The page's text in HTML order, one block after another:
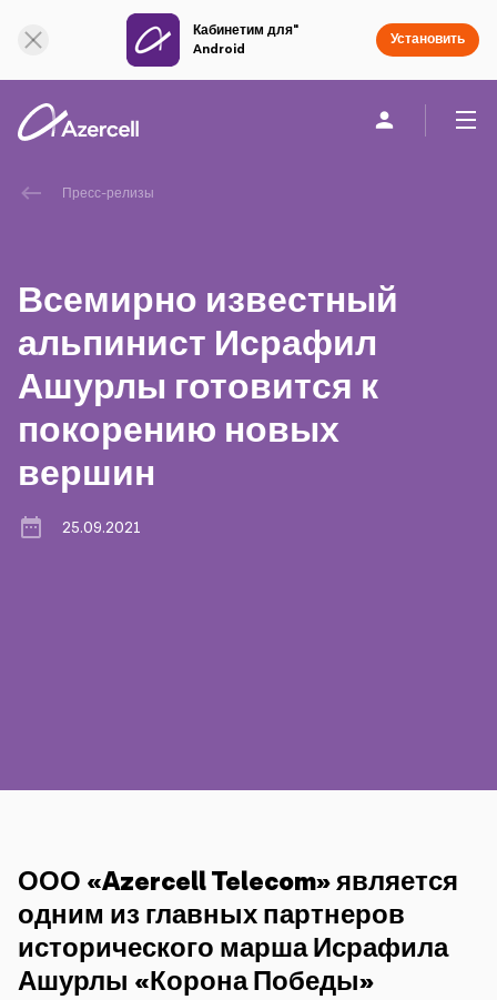
Кабинетим для"
Android
Установить
Частным клиентам
Социальная Ответственность
Устойчивое развитие
Карьера
Академия Azercell
Пресс-релизы
Всемирно известный
альпинист Исрафил
Ашурлы готовится к
покорению новых
вершин
25.09.2021
ООО «Azercell Telecom» является
одним из главных партнеров
исторического марша Исрафила
Ашурлы «Корона Победы»
Онлайн поддержка